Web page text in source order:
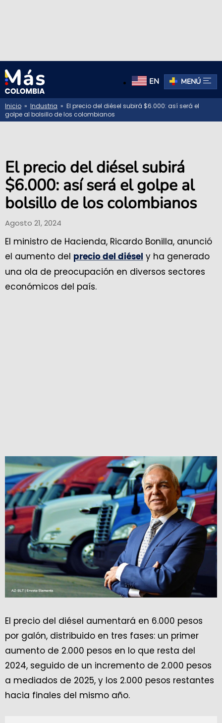
EN MENÚ
Inicio » Industria » El precio del diésel subirá $6.000: así será el
golpe al bolsillo de los colombianos
El precio del diésel subirá
$6.000: así será el golpe al
bolsillo de los colombianos
Agosto 21, 2024
El ministro de Hacienda, Ricardo Bonilla, anunció
el aumento del precio del diésel y ha generado
una ola de preocupación en diversos sectores
económicos del país.
El precio del diésel aumentará en 6.000 pesos
por galón, distribuido en tres fases: un primer
aumento de 2.000 pesos en lo que resta del
2024, seguido de un incremento de 2.000 pesos
a mediados de 2025, y los 2.000 pesos restantes
hacia finales del mismo año.